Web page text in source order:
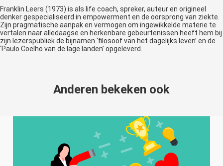
Franklin Leers (1973) is als life coach, spreker, auteur en origineel
denker gespecialiseerd in empowerment en de oorsprong van ziekte.
Zijn pragmatische aanpak en vermogen om ingewikkelde materie te
vertalen naar alledaagse en herkenbare gebeurtenissen heeft hem bij
zijn lezerspubliek de bijnamen ‘filosoof van het dagelijks leven’ en de
‘Paulo Coelho van de lage landen’ opgeleverd.
Anderen bekeken ook